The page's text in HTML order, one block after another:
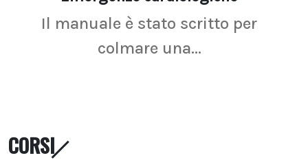
Il manuale è stato scritto per
colmare una...
CORSI